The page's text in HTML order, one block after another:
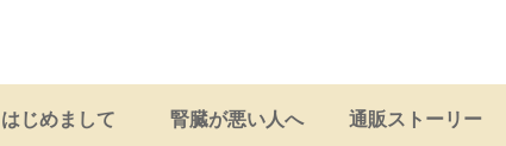
はじめまして 腎臓が悪い人へ 通販ストーリー